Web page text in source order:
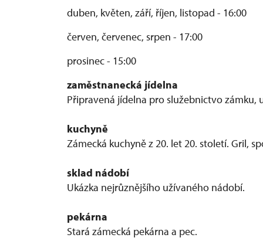
duben, květen, září, říjen, listopad - 16:00
červen, červenec, srpen - 17:00
prosinec - 15:00
zaměstnanecká jídelna
Připravená jídelna pro služebnictvo zámku,
kuchyně
Zámecká kuchyně z 20. let 20. století. Gril,
sklad nádobí
Ukázka nejrůznějšího užívaného nádobí.
pekárna
Stará zámecká pekárna a pec.